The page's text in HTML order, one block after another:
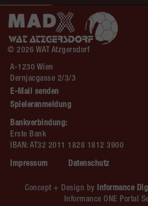
© 2026 WAT Atzgersdorf
A-1230 Wien
Dernjacgasse 2/3/3
E-Mail senden
Spieleranmeldung
Bankverbindung:
Erste Bank
IBAN: AT32 2011 1828 1812 3900
Impressum Datenschutz
Concept + Design by Informance
Informance ONE Portal